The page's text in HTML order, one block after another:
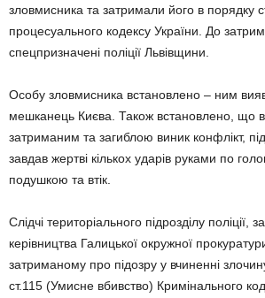
зловмисника та затримали його в порядку
процесуального кодексу України. До
спецпризначені поліції Львівщини.
Особу зловмисника встановлено – ним
мешканець Києва. Також встановлено, що
затриманим та загиблою виник конфлікт,
завдав жертві кількох ударів руками по
подушкою та втік.
Слідчі територіального підрозділу поліції,
керівництва Галицької окружної
затриманому про підозру у вчиненні
ст.115 (Умисне вбивство) Кримінального